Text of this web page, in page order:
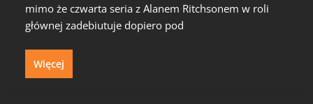
mimo że czwarta seria z Alanem Ritchsonem w roli
głównej zadebiutuje dopiero pod
Więcej